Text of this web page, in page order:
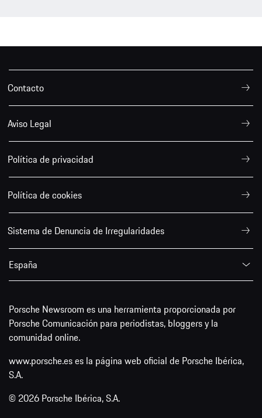
Contacto
Aviso Legal
Política de privacidad
Política de cookies
Sistema de Denuncia de Irregularidades
España
Porsche Newsroom es una herramienta proporcionada por
Porsche Comunicación para periodistas, bloggers y la
comunidad online.
www.porsche.es es la página web oficial de Porsche Ibérica,
S.A.
© 2026 Porsche Ibérica, S.A.